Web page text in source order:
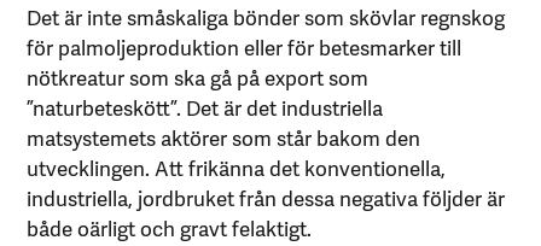
Det är inte småskaliga bönder som skövlar regnskog
för palmoljeproduktion eller för betesmarker till
nötkreatur som ska gå på export som
”naturbeteskött”. Det är det industriella
matsystemets aktörer som står bakom den
utvecklingen. Att frikänna det konventionella,
industriella, jordbruket från dessa negativa följder är
både oärligt och gravt felaktigt.